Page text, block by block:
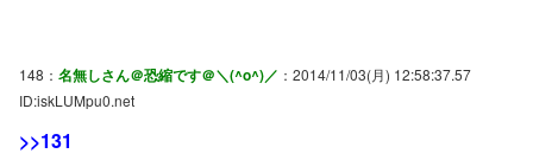
148： 名無しさん＠恐縮です＠＼(^o^)／ ：2014/11/03(月) 12:58:37.57
ID:iskLUMpu0.net
>>131